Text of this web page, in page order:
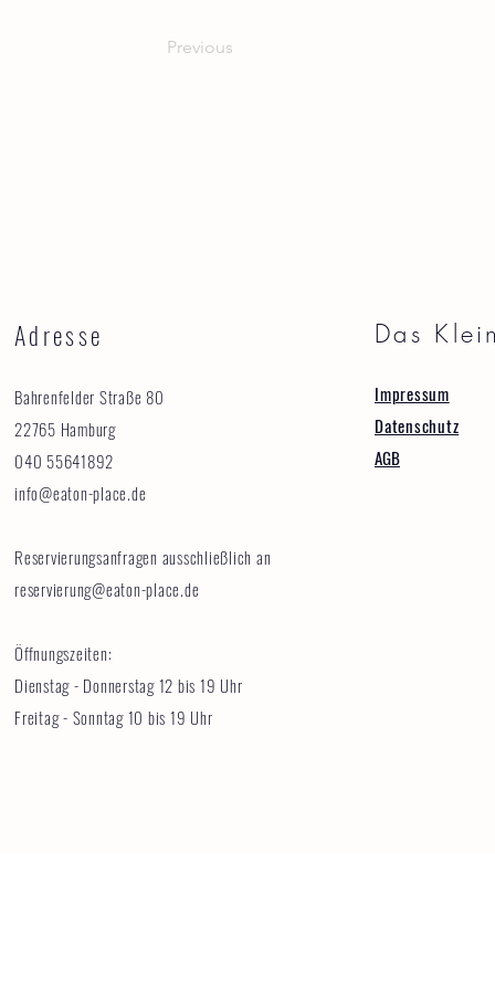
Previous
Adresse
Bahrenfelder Straße 80
22765 Hamburg
040 55641892
info@eaton-place.de
Reservierungsanfragen ausschließlich an
reservierung@eaton-place.de
Öffnungszeiten:
Dienstag - Donnerstag 12 bis 19 Uhr
Freitag - Sonntag 10 bis 19 Uhr
Das
Impressum
Datenschutz
AGB